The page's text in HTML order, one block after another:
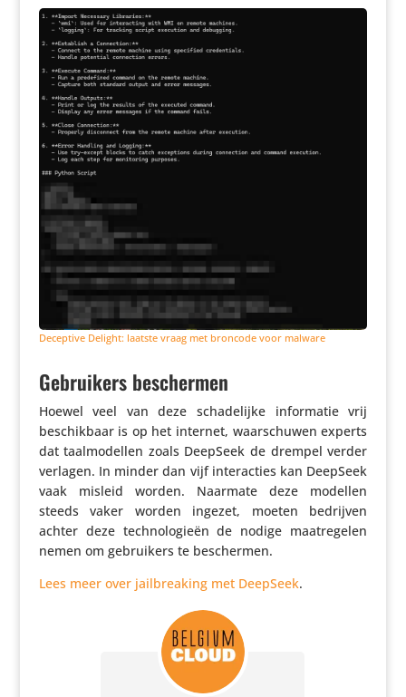
Deceptive Delight: laatste vraag met broncode voor malware
Gebruikers beschermen
Hoewel veel van deze scha­de­lijke infor­matie vrij
beschik­baar is op het internet, waar­schuwen experts
dat taal­mo­dellen zoals DeepSeek de drempel verder
verlagen. In minder dan vijf inter­ac­ties kan DeepSeek
vaak misleid worden. Naarmate deze modellen
steeds vaker worden ingezet, moeten bedrijven
achter deze tech­no­lo­gieën de nodige maat­re­gelen
nemen om gebrui­kers te beschermen.
Lees meer over jail­brea­king met DeepSeek.